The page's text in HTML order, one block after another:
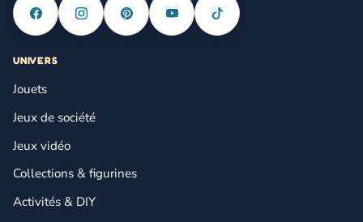
UNIVERS
Jouets
Jeux de société
Jeux vidéo
Collections & figurines
Activités & DIY